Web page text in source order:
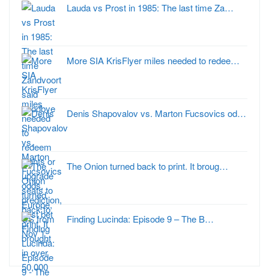
Lauda vs Prost in 1985: The last time Za…
More SIA KrisFlyer miles needed to redee…
Denis Shapovalov vs. Marton Fucsovics od…
The Onion turned back to print. It broug…
Finding Lucinda: Episode 9 – The B…